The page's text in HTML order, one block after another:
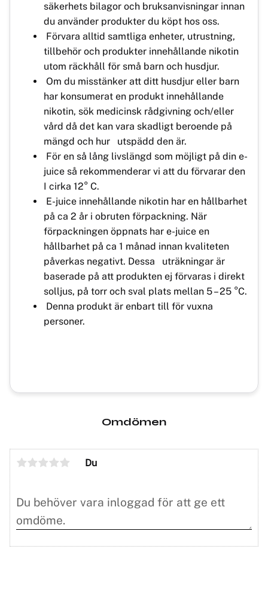
säkerhets bilagor och bruksanvisningar innan
du använder produkter du köpt hos oss.
Förvara alltid samtliga enheter, utrustning,
tillbehör och produkter innehållande nikotin
utom räckhåll för små barn och husdjur.
Om du misstänker att ditt husdjur eller barn
har konsumerat en produkt innehållande
nikotin, sök medicinsk rådgivning och/eller
vård då det kan vara skadligt beroende på
mängd och hur utspädd den är.
För en så lång livslängd som möjligt på din e-
juice så rekommenderar vi att du förvarar den
I cirka 12° C.
E-juice innehållande nikotin har en hållbarhet
på ca 2 år i obruten förpackning. När
förpackningen öppnats har e-juice en
hållbarhet på ca 1 månad innan kvaliteten
påverkas negativt. Dessa uträkningar är
baserade på att produkten ej förvaras i direkt
solljus, på torr och sval plats mellan 5 – 25 °C.
Denna produkt är enbart till för vuxna
personer.
Omdömen
Du